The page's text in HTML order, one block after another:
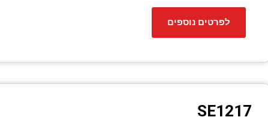
לפרטים נוספים
SE1217